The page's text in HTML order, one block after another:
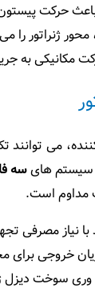
حرکت
ژنراتور را
مکانیکی به
می
سه
مداوم است.
با نیاز مصرفی
خروجی برای
‌وری سوخت دیزل